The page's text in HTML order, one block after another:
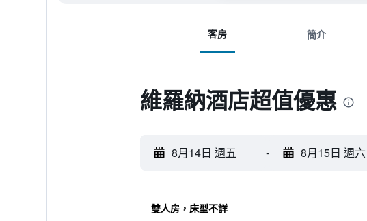
客房 簡介
維羅納酒店超值優惠
8月14日 週五 - 8月15日 週六
雙人房，床型不詳